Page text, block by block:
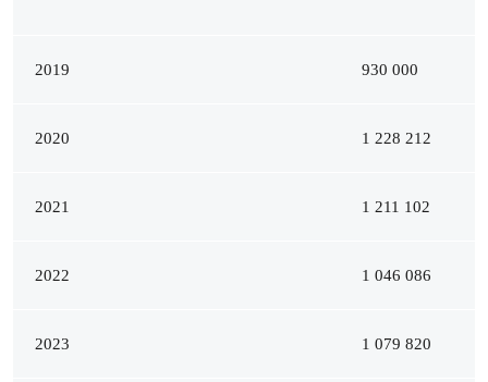
2019 930 000
2020 1 228 212
2021 1 211 102
2022 1 046 086
2023 1 079 820